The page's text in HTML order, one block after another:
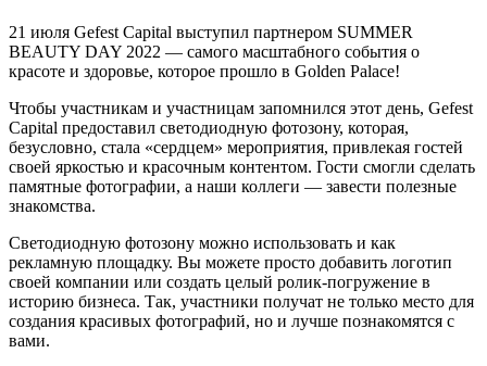
21 июля Gefest Capital выступил партнером SUMMER
BEAUTY DAY 2022 — самого масштабного события о
красоте и здоровье, которое прошло в Golden Palace!
Чтобы участникам и участницам запомнился этот день, Gefest
Capital предоставил светодиодную фотозону, которая,
безусловно, стала «сердцем» мероприятия, привлекая гостей
своей яркостью и красочным контентом. Гости смогли сделать
памятные фотографии, а наши коллеги — завести полезные
знакомства.
Светодиодную фотозону можно использовать и как
рекламную площадку. Вы можете просто добавить логотип
своей компании или создать целый ролик-погружение в
историю бизнеса. Так, участники получат не только место для
создания красивых фотографий, но и лучше познакомятся с
вами.